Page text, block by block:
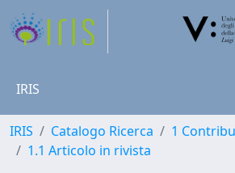
IRIS
IRIS Catalogo Ricerca
1
1.1 Articolo in rivista